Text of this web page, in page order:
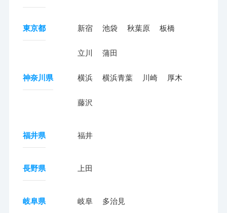
東京都 新宿 池袋 秋葉原 板橋
立川 蒲田
神奈川県 横浜 横浜青葉 川崎 厚木
藤沢
福井県 福井
長野県 上田
岐阜県 岐阜 多治見